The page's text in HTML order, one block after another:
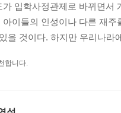
가 입학사정관제로 바뀌면서
아이들의 인성이나 다른 재
을 것이다. 하지만 우리나
합니다.